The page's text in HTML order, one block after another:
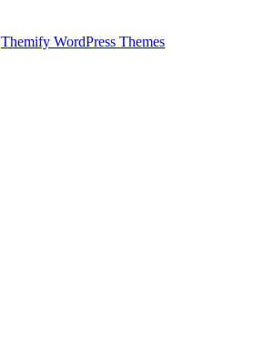
Themify WordPress Themes